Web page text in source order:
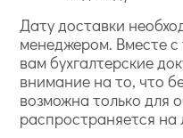
Дату доставки
менеджером. Вместе
вам бухгалтерские
внимание на то, что
возможна только для
распространяется на